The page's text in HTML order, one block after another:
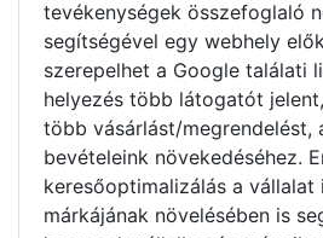
tevékenységek összefoglaló
segítségével egy webhely
szerepelhet a Google találati
helyezés több látogatót
több vásárlást/megrendelést,
bevételeink növekedéséhez.
keresőoptimalizálás a vállalat
márkájának növelésében is